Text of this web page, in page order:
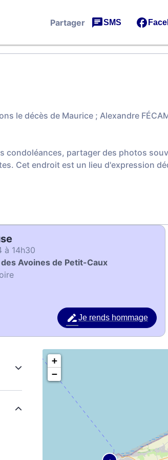
Partager SMS
le décès de Maurice ; Alexandre
condoléances, partager des photos
Cet endroit est un lieu d'expression
à 14h30
Avoines de Petit-Caux
Je rends hommage
+
−